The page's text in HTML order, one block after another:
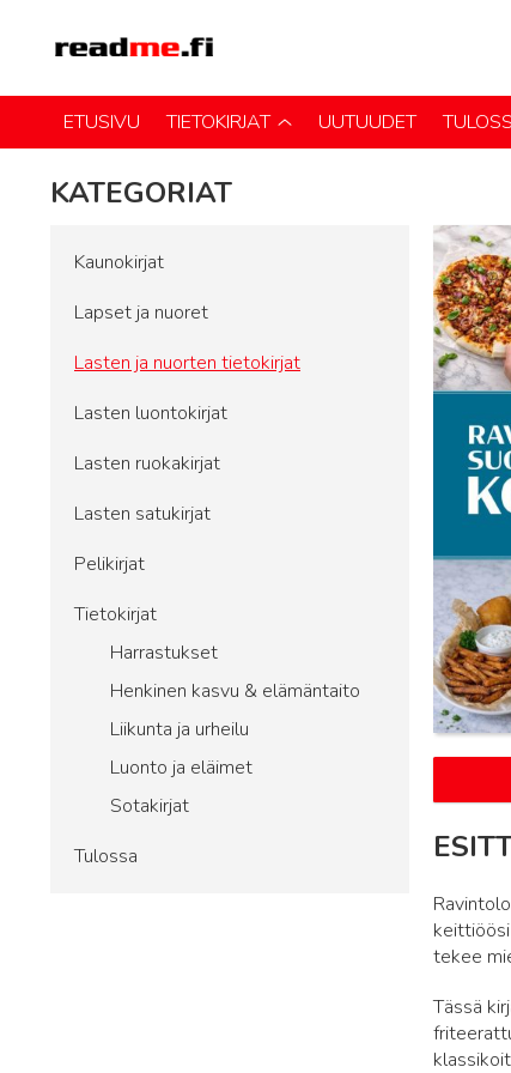
ETUSIVU TIETOKIRJAT UUTUUDET
KATEGORIAT
Kaunokirjat
Lapset ja nuoret
Lasten ja nuorten tietokirjat
Lasten luontokirjat
Lasten ruokakirjat
Lasten satukirjat
Pelikirjat
Tietokirjat
Harrastukset
Henkinen kasvu & elämäntaito
Liikunta ja urheilu
Luonto ja eläimet
Sotakirjat
Tulossa
tekee
Tässä